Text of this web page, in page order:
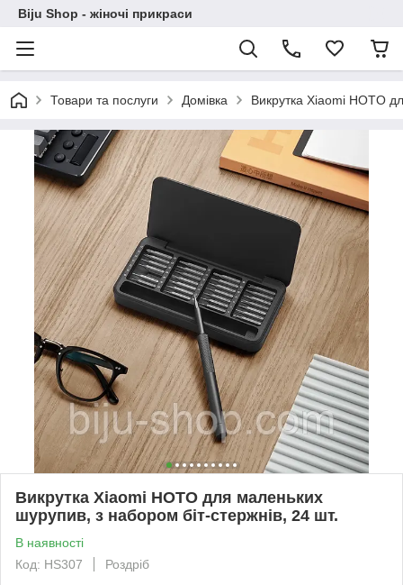
Biju Shop - жіночі прикраси
Товари та послуги Домівка Викрутка Xiaomi HOTO
Викрутка Xiaomi HOTO для маленьких
шурупив, з набором біт-стержнів, 24 шт.
В наявності
Код: HS307
Роздріб